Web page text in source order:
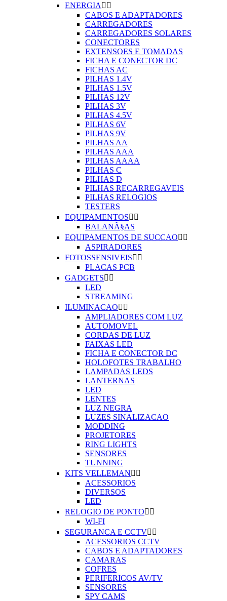
ENERGIA  
CABOS E ADAPTADORES
CARREGADORES
CARREGADORES SOLARES
CONECTORES
EXTENSOES E TOMADAS
FICHA E CONECTOR DC
FICHAS AC
PILHAS 1.4V
PILHAS 1.5V
PILHAS 12V
PILHAS 3V
PILHAS 4.5V
PILHAS 6V
PILHAS 9V
PILHAS AA
PILHAS AAA
PILHAS AAAA
PILHAS C
PILHAS D
PILHAS RECARREGAVEIS
PILHAS RELOGIOS
TESTERS
EQUIPAMENTOS 
BALANÃ§AS
EQUIPAMENTOS DE SUCCAO 
ASPIRADORES
FOTOSSENSIVEIS 
PLACAS PCB
GADGETS 
LED
STREAMING
ILUMINACAO 
AMPLIADORES COM LUZ
AUTOMOVEL
CORDAS DE LUZ
FAIXAS LED
FICHA E CONECTOR DC
HOLOFOTES TRABALHO
LAMPADAS LEDS
LANTERNAS
LED
LENTES
LUZ NEGRA
LUZES SINALIZACAO
MODDING
PROJETORES
RING LIGHTS
SENSORES
TUNNING
KITS VELLEMAN 
ACESSORIOS
DIVERSOS
LED
RELOGIO DE PONTO 
WI-FI
SEGURANCA E CCTV 
ACESSORIOS CCTV
CABOS E ADAPTADORES
CAMARAS
COFRES
PERIFERICOS AV/TV
SENSORES
SPY CAMS